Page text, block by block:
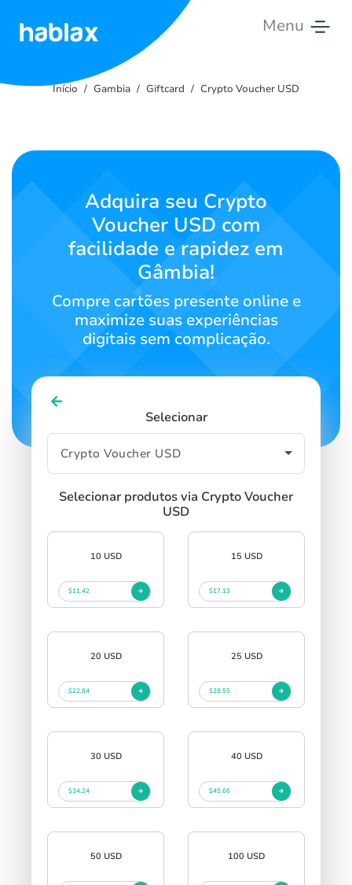
Menu
Tarifas
Contate-
Português
SIGN UP
Início Gambia Giftcard Crypto Voucher USD
Adquira seu Crypto
Voucher USD com
facilidade e rapidez em
Gâmbia!
Compre cartões presente online e
maximize suas experiências
digitais sem complicação.
Selecionar
Selecionar produtos via Crypto Voucher
USD
10 USD
$11.42
15 USD
$17.13
20 USD
$22.84
25 USD
$28.55
30 USD
$34.24
40 USD
$45.66
50 USD 100 USD